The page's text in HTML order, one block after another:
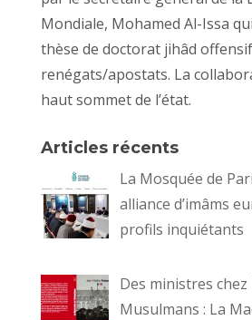
Mondiale, Mohamed Al-Issa
thèse de doctorat jihâd
renégats/apostats. La
haut sommet de l’état.
Articles récents
La Mosquée de
alliance d’imâms
profils inquiétants
Des ministres chez
Musulmans : La